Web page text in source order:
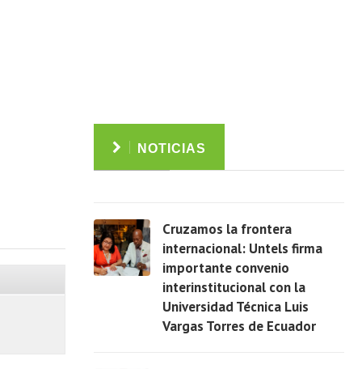
NOTICIAS
Cruzamos la frontera
internacional: Untels firma
importante convenio
interinstitucional con la
Universidad Técnica Luis
Vargas Torres de Ecuador